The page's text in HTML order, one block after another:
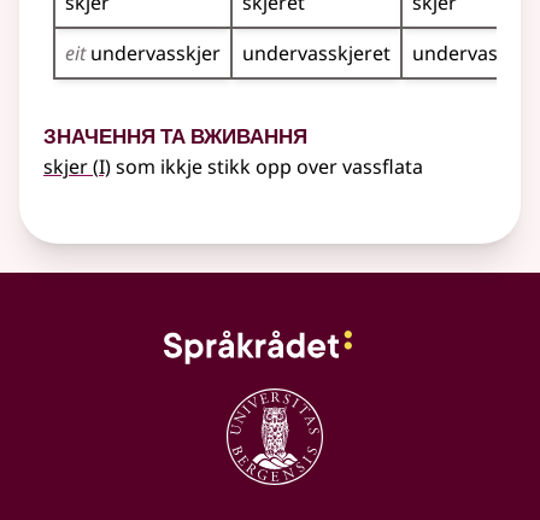
eitundervasskjer undervasskjeret
Значення та вживання
skjer(1
I)som ikkje stikk opp over vassflata